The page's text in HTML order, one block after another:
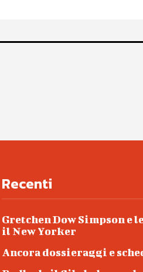
Recenti
Gretchen Dow Simpson e
il New Yorker
Ancora dossieraggi e